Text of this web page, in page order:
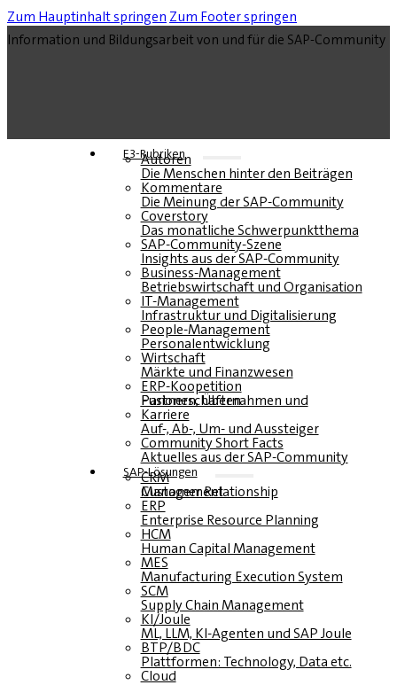
Zum Hauptinhalt springen Zum Footer springen
Information und Bildungsarbeit von und für die SAP-Community
E3-Rubriken
Autoren
Die Menschen hinter den Beiträgen
Kommentare
Die Meinung der SAP-Community
Coverstory
Das monatliche Schwerpunktthema
SAP-Community-Szene
Insights aus der SAP-Community
Business-Management
Betriebswirtschaft und Organisation
IT-Management
Infrastruktur und Digitalisierung
People-Management
Personalentwicklung
Wirtschaft
Märkte und Finanzwesen
ERP-Koopetition
Fusionen, Übernahmen und Partnerschaften
Karriere
Auf-, Ab-, Um- und Aussteiger
Community Short Facts
Aktuelles aus der SAP-Community
SAP-Lösungen
CRM
Customer Relationship Management
ERP
Enterprise Resource Planning
HCM
Human Capital Management
MES
Manufacturing Execution System
SCM
Supply Chain Management
KI/Joule
ML, LLM, KI-Agenten und SAP Joule
BTP/BDC
Plattformen: Technology, Data etc.
Cloud